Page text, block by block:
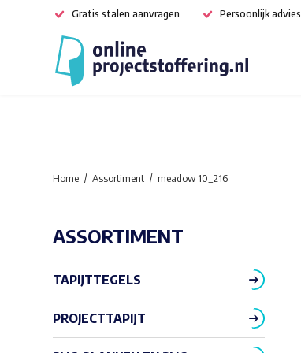
Gratis stalen aanvragen Persoonlijk advies
Home Assortiment meadow 10_216
ASSORTIMENT
TAPIJTTEGELS
PROJECTTAPIJT